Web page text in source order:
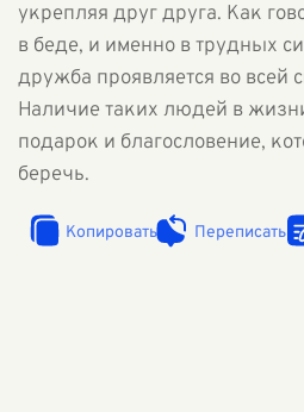
укрепляя друг друга. Как
в беде, и именно в трудных
дружба проявляется во всей
Наличие таких людей в
подарок и благословение,
беречь.
Копировать Переписать